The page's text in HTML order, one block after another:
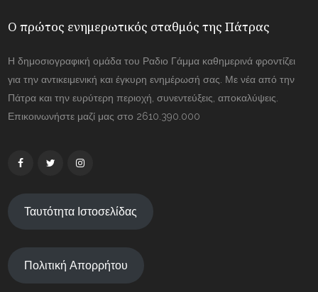
Ο πρώτος ενημερωτικός σταθμός της Πάτρας
Η δημοσιογραφική ομάδα του Ραδιο Γάμμα καθημερινά φροντίζει
για την αντικειμενική και έγκυρη ενημέρωσή σας. Με νέα από την
Πάτρα και την ευρύτερη περιοχή, συνεντεύξεις, αποκαλύψεις.
Επικοινωνήστε μαζί μας στο 2610.390.000
Ταυτότητα Ιστοσελίδας
Πολιτική Απορρήτου